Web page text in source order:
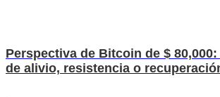
Perspectiva de Bitcoin de $
de alivio, resistencia o